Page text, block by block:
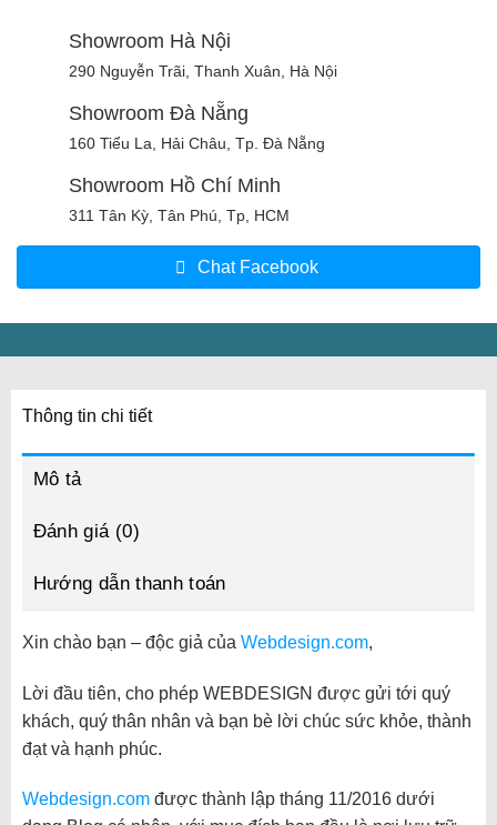
Showroom Hà Nội
290 Nguyễn Trãi, Thanh Xuân, Hà Nội
Showroom Đà Nẵng
160 Tiểu La, Hải Châu, Tp. Đà Nẵng
Showroom Hồ Chí Minh
311 Tân Kỳ, Tân Phú, Tp, HCM
Chat Facebook
Thông tin chi tiết
Mô tả
Đánh giá (0)
Hướng dẫn thanh toán
Xin chào bạn – độc giả của Webdesign.com,
Lời đầu tiên, cho phép WEBDESIGN được gửi tới quý
khách, quý thân nhân và bạn bè lời chúc sức khỏe, thành
đạt và hạnh phúc.
Webdesign.comđược thành lập tháng 11/2016 dưới